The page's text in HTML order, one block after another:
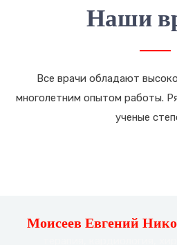
Наши
Все врачи обладают
многолетним опытом работы.
ученые
Моисеев Евгений